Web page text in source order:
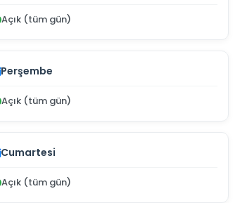
Açık (tüm gün)
Perşembe
Açık (tüm gün)
Cumartesi
Açık (tüm gün)